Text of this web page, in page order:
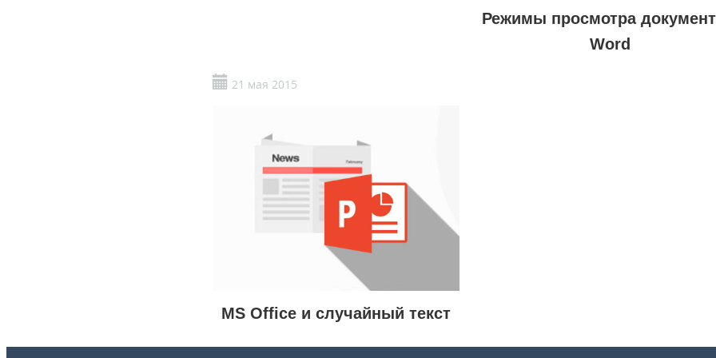
Режимы просмотра
Word
21 мая 2015
MS Office и случайный текст